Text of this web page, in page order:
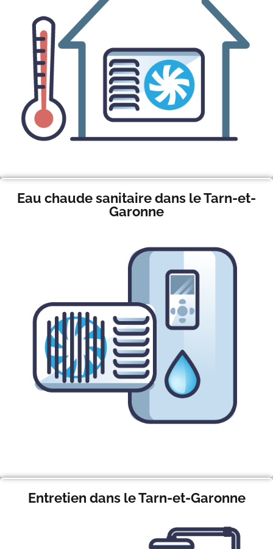
Eau chaude sanitaire dans le Tarn-et-
Garonne
Entretien dans le Tarn-et-Garonne